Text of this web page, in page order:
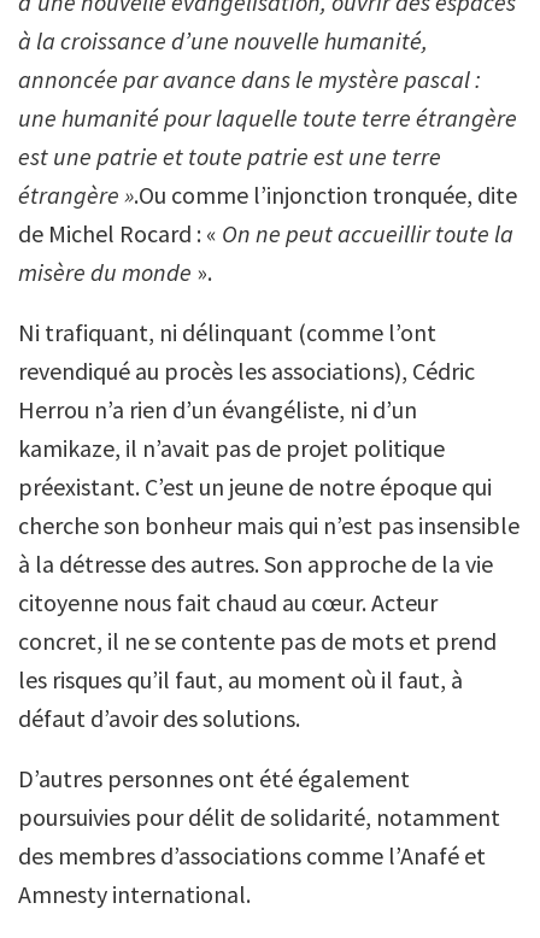
à la croissance d’une nouvelle humanité,
annoncée par avance dans le mystère pascal :
une humanité pour laquelle toute terre étrangère
est une patrie et toute patrie est une terre
étrangère ».Ou comme l’injonction tronquée, dite
de Michel Rocard : « On ne peut accueillir toute la
misère du monde ».
Ni trafiquant, ni délinquant (comme l’ont
revendiqué au procès les associations), Cédric
Herrou n’a rien d’un évangéliste, ni d’un
kamikaze, il n’avait pas de projet politique
préexistant. C’est un jeune de notre époque qui
cherche son bonheur mais qui n’est pas insensible
à la détresse des autres. Son approche de la vie
citoyenne nous fait chaud au cœur. Acteur
concret, il ne se contente pas de mots et prend
les risques qu’il faut, au moment où il faut, à
défaut d’avoir des solutions.
D’autres personnes ont été également
poursuivies pour délit de solidarité, notamment
des membres d’associations comme l’Anafé et
Amnesty international.